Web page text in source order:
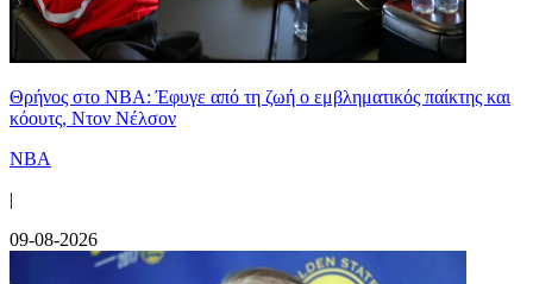
Θρήνος στο NBA: Έφυγε από τη ζωή ο εμβληματικός παίκτης και
κόουτς, Ντον Νέλσον
NBA
|
09-08-2026